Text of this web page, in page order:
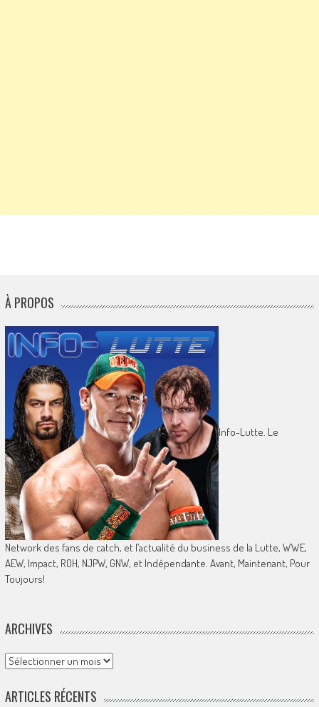
À PROPOS
Info-Lutte. Le
Network des fans de catch, et l’actualité du business de la Lutte, WWE,
AEW, Impact, ROH, NJPW, GNW, et Indépendante. Avant, Maintenant, Pour
Toujours!
ARCHIVES
Archives
ARTICLES RÉCENTS